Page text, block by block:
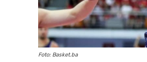
Foto: Basket.ba